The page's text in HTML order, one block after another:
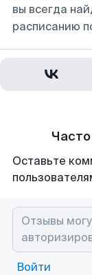
вы всегда
расписанию
Оставьте
Войти